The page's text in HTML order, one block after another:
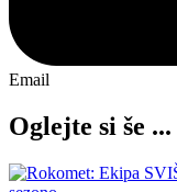
Email
Oglejte si še ...